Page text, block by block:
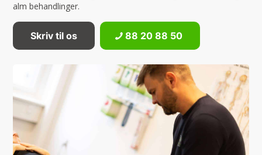
alm behandlinger.
Skriv til os 88 20 88 50